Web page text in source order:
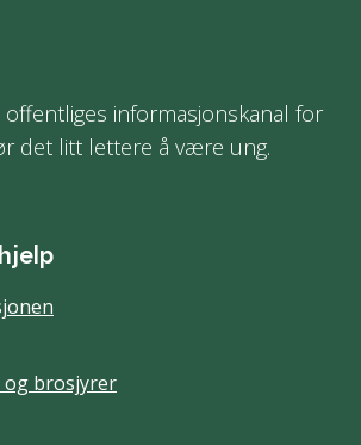
informasjonskanal for
det litt lettere å være ung.
og brosjyrer